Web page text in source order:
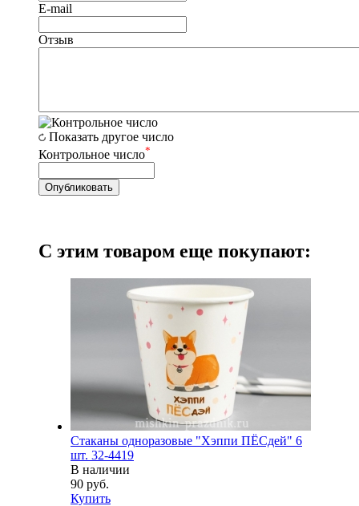
E-mail
Отзыв
Показать другое число
Контрольное число*
С этим товаром еще покупают:
Стаканы одноразовые "Хэппи ПЁСдей" 6
шт. 32-4419
В наличии
90 руб.
Купить